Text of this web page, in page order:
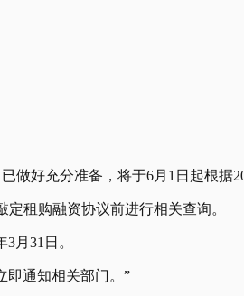
好充分准备，将于6月1日起根据
租购融资协议前进行相关查询。
月31日。
即通知相关部门。”